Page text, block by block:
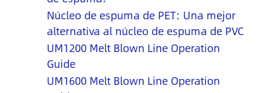
Núcleo de espuma de PET: Una mejor
alternativa al núcleo de espuma de PVC
UM1200 Melt Blown Line Operation
Guide
UM1600 Melt Blown Line Operation